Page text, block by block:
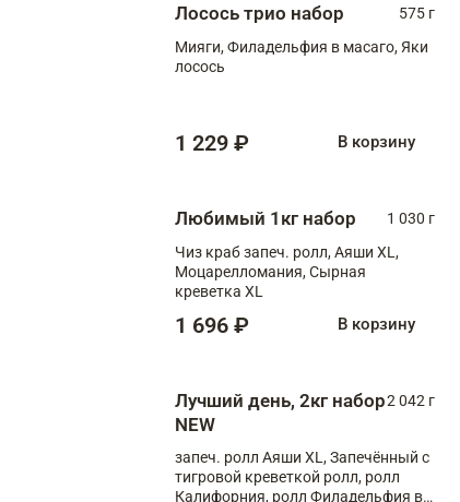
Лосось трио набор
575 г
Мияги, Филадельфия в масаго, Яки
лосось
1 229 ₽ В корзину
Любимый 1кг набор
1 030 г
Чиз краб запеч. ролл, Аяши XL,
Моцарелломания, Сырная
креветка XL
1 696 ₽ В корзину
Лучший день, 2кг набор
NEW
2 042 г
запеч. ролл Аяши XL, Запечённый с
тигровой креветкой ролл, ролл
Калифорния, ролл Филадельфия в